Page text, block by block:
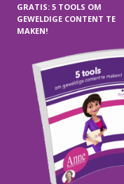
GRATIS: 5 TOOLS OM
GEWELDIGE CONTENT TE
MAKEN!